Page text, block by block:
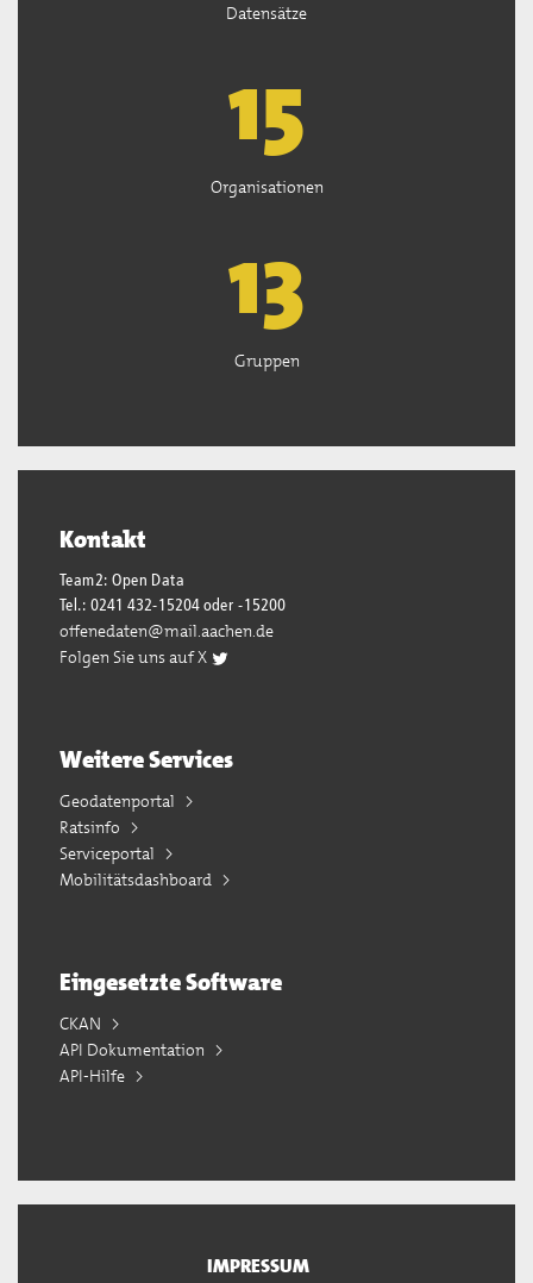
Datensätze
15
Organisationen
13
Gruppen
Kontakt
Team2: Open Data
Tel.: 0241 432-15204 oder -15200
offenedaten@mail.aachen.de
Folgen Sie uns auf X
Weitere Services
Geodatenportal
Ratsinfo
Serviceportal
Mobilitätsdashboard
Eingesetzte Software
CKAN
API Dokumentation
API-Hilfe
IMPRESSUM